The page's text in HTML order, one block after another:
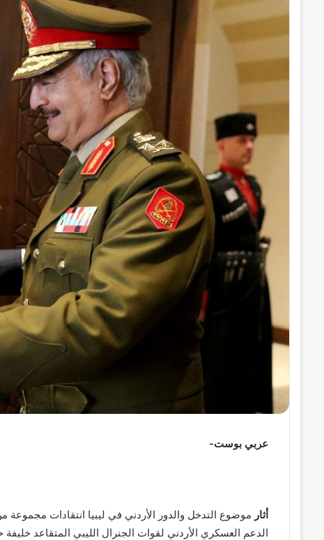
ن
ي
ا
عربي بوست-
أثار موضوع التدخل والدور الأردني في ليبيا انتقادات
الدعم العسكري الأردني لقوات الجنرال الليبي المتقاعد خليفة